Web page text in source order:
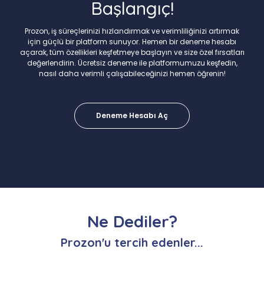
Başlangıç!
Prozon, iş süreçlerinizi hızlandırmak ve verimliliğinizi artırmak
için güçlü bir platform sunuyor. Hemen bir deneme hesabı
açarak, tüm özellikleri keşfetmeye başlayın ve size özel fırsatları
değerlendirin. Ücretsiz deneme ile platformumuzu keşfedin,
nasıl daha verimli çalışabileceğinizi hemen öğrenin!
Deneme Hesabı Aç
Ne Dediler?
Prozon'u tercih edenler...